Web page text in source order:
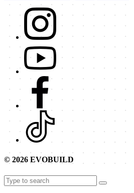
© 2026 EVOBUILD